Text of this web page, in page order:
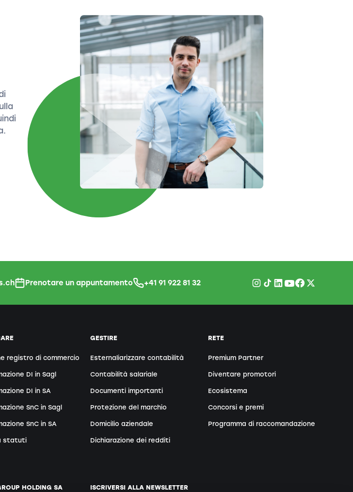
Prenotare un appuntamento +41 91 922 81 32
registro di commercio
DI in Sagl
DI in SA
SnC in Sagl
SnC in SA
statuti
GESTIRE
Esternaliarizzare contabilità
Contabilità salariale
Documenti importanti
Protezione del marchio
Domicilio aziendale
Dichiarazione dei redditi
RETE
Premium Partner
Diventare promotori
Ecosistema
Concorsi e premi
Programma di raccomandazione
HOLDING SA ISCRIVERSI ALLA NEWSLETTER